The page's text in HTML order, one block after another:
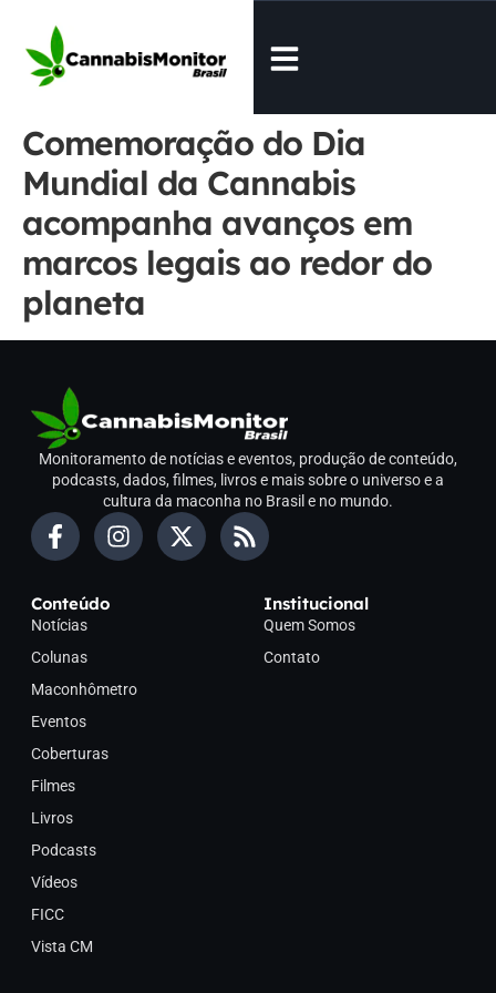
Comemoração do Dia
Mundial da Cannabis
acompanha avanços em
marcos legais ao redor do
planeta
Monitoramento de notícias e eventos, produção de conteúdo,
podcasts, dados, filmes, livros e mais sobre o universo e a
cultura da maconha no Brasil e no mundo.
Conteúdo
Notícias
Colunas
Maconhômetro
Eventos
Coberturas
Filmes
Livros
Podcasts
Vídeos
FICC
Vista CM
Institucional
Quem Somos
Contato